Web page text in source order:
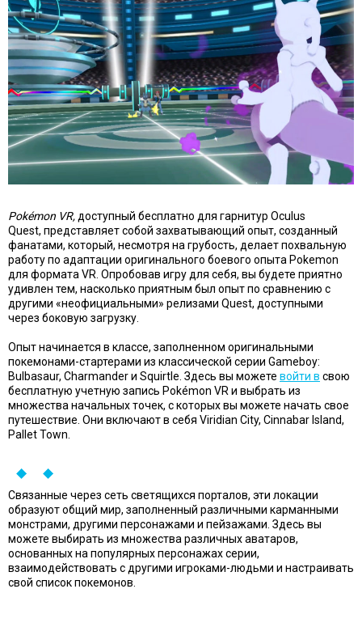
Pokémon VR,доступный бесплатно для гарнитур Oculus
Quest, представляет собой захватывающий опыт, созданный
фанатами, который, несмотря на грубость, делает похвальную
работу по адаптации оригинального боевого опыта Pokemon
для формата VR. Опробовав игру для себя, вы будете приятно
удивлен тем, насколько приятным был опыт по сравнению с
другими «неофициальными» релизами Quest, доступными
через боковую загрузку.
Опыт начинается в классе, заполненном оригинальными
покемонами-стартерами из классической серии Gameboy:
Bulbasaur, Charmander и Squirtle. Здесь вы можете войти в свою
бесплатную учетную запись Pokémon VR и выбрать из
множества начальных точек, с которых вы можете начать свое
путешествие. Они включают в себя Viridian City, Cinnabar Island,
Pallet Town.
Связанные через сеть светящихся порталов, эти локации
образуют общий мир, заполненный различными карманными
монстрами, другими персонажами и пейзажами. Здесь вы
можете выбирать из множества различных аватаров,
основанных на популярных персонажах серии,
взаимодействовать с другими игроками-людьми и настраивать
свой список покемонов.